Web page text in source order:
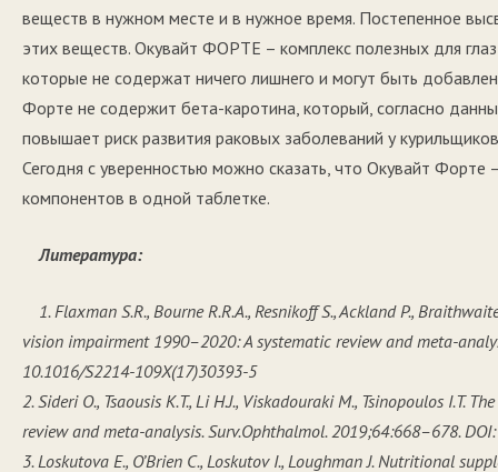
веществ в нужном месте и в нужное время. Постепенное
этих веществ. Окувайт ФОРТЕ – комплекс полезных для
которые не содержат ничего лишнего и могут быть
Форте не содержит бета-каротина, который, согласно
повышает риск развития раковых заболеваний у
Сегодня с уверенностью можно сказать, что Окувайт Форте
компонентов в одной таблетке.
Литература:
1. Flaxman S.R., Bourne R.R.A., Resnikoff S., Ackland P.,
vision impairment 1990–2020: A systematic review and meta-
10.1016/S2214-109X(17)30393-5
2. Sideri O., Tsaousis K.T., Li H.J., Viskadouraki M., Tsinopoulos
review and meta-analysis. Surv.Ophthalmol. 2019;64:668–678.
3. Loskutova E., O’Brien C., Loskutov I., Loughman J. Nutritional